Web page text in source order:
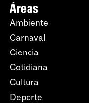
Áreas
Ambiente
Carnaval
Ciencia
Cotidiana
Cultura
Deporte